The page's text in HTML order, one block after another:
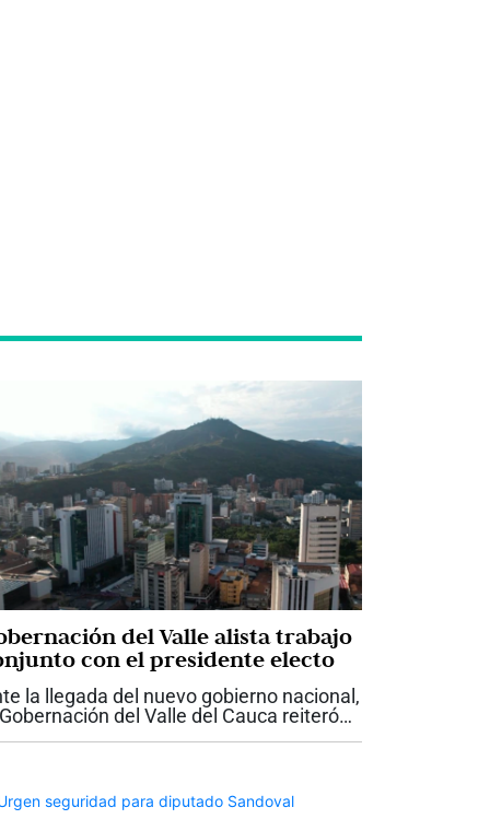
del Valle alista trabajo
con el presidente electo
la llegada del nuevo gobierno nacional,
del Valle del Cauca reiteró